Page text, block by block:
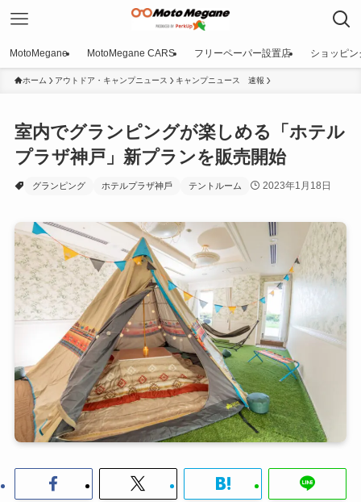
MotoMegane MotoMegane CARS フリーペーパー設置店 ショッピン
ホーム アウトドア・キャンプニュース キャンプニュース 速報
室内でグランピングが楽しめる「ホテル
プラザ神戸」新プランを販売開始
グランピング ホテルプラザ神⼾ テントルーム 2023年1月18日